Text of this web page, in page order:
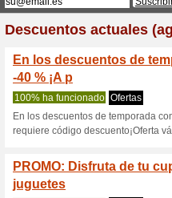
Inicio>P>
Filtrado: